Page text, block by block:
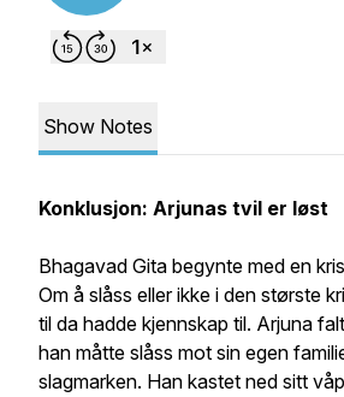
Show Notes
Konklusjon: Arjunas tvil er løst
Bhagavad Gita begynte med en
Om å slåss eller ikke i den største
til da hadde kjennskap til. Arjuna
han måtte slåss mot sin egen
slagmarken. Han kastet ned sitt